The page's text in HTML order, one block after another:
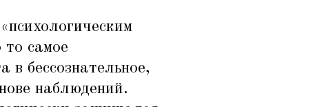
«психологическим
самое
бессознательное,
наблюдений.